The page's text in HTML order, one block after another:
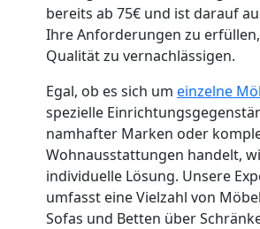
bereits ab 75€ und ist darauf
Ihre Anforderungen zu
Qualität zu vernachlässigen.
Egal, ob es sich um einzelne
spezielle
namhafter Marken oder
Wohnausstattungen handelt,
individuelle Lösung. Unsere
umfasst eine Vielzahl von
Sofas und Betten über
Wolfsberg
Kleintransport
Wolfsberg